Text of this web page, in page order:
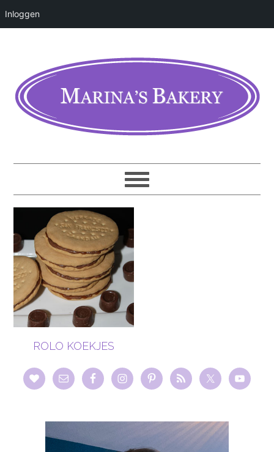
Inloggen
ROLO KOEKJES